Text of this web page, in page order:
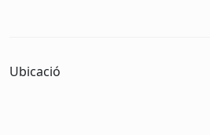
Ubicació